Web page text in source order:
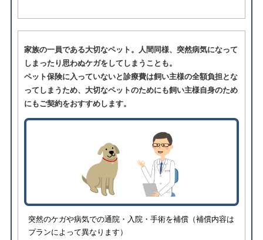
家族の一員である大切なペット。人間同様、突然病気になって
しまったり思わぬケガをしてしまうことも。
ペット保険に入っていないと診療費は飼い主様の全額負担とな
ってしまうため、大切なペットのためにも飼い主様自身のため
にもご契約をおすすめします。
突然のケガや病気での通院・入院・手術を補償（補償内容は
プランによって異なります）